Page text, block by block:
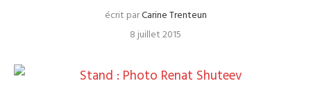
écrit parCarine Trenteun
8 juillet 2015